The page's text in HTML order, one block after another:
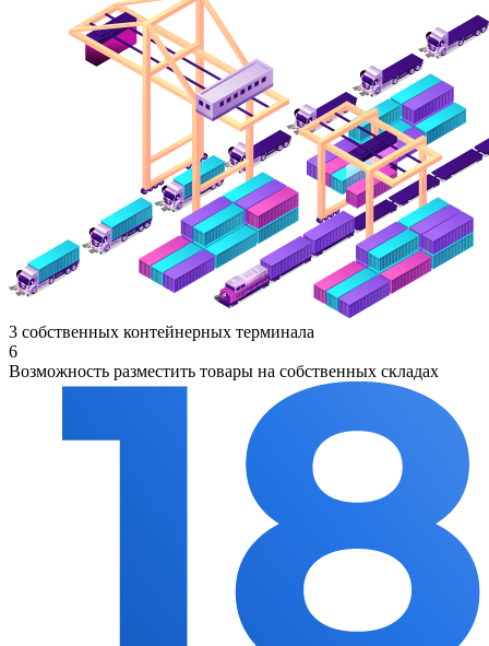
3 собственных контейнерных терминала
6
Возможность разместить товары на собственных складах